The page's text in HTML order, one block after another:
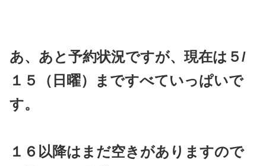
あ、あと予約状況ですが、現在は５/
１５（日曜）まですべていっぱいで
す。
１６以降はまだ空きがありますので